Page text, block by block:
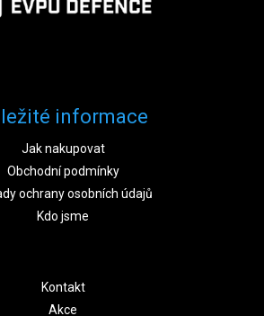
informace
Jak nakupovat
Obchodní podmínky
ochrany osobních údajů
Kdo jsme
Kontakt
Akce